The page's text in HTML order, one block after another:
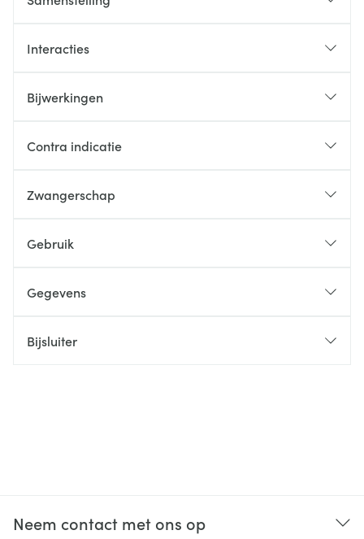
Interacties
Bijwerkingen
Contra indicatie
Zwangerschap
Gebruik
Gegevens
Bijsluiter
Neem contact met ons op